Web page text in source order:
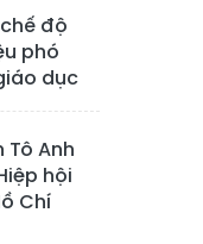
độ
phó
dục
Tô Anh
hội
Chí